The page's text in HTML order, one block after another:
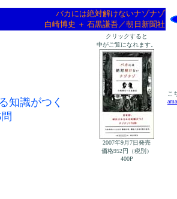
バカには絶対解けないナゾナゾ
白崎博史 ＋ 石黒謙吾／朝日新聞社
知識がつく
クリックすると
中がご覧になれます。
2007年9月7日発売
価格952円（税別）
400P
こ